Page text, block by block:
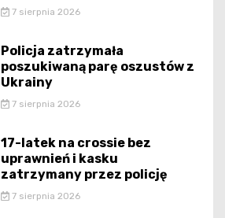
7 sierpnia 2026
Policja zatrzymała
poszukiwaną parę oszustów z
Ukrainy
7 sierpnia 2026
17-latek na crossie bez
uprawnień i kasku
zatrzymany przez policję
7 sierpnia 2026